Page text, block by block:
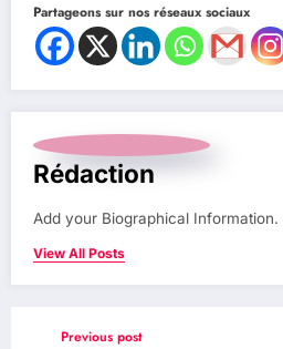
Partageons sur nos réseaux sociaux
Rédaction
Add your Biographical Information.
View All Posts
Previous post